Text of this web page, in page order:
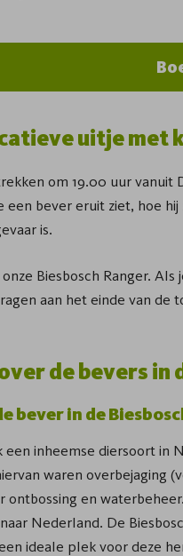
uitje met
om 19.00 uur vanuit
bever eruit ziet, hoe
is.
Biesbosch Ranger.
aan het einde van de
de bevers in
bever in de
inheemse diersoort in
waren overbejaging
en
Nederland. De
ideale plek voor deze